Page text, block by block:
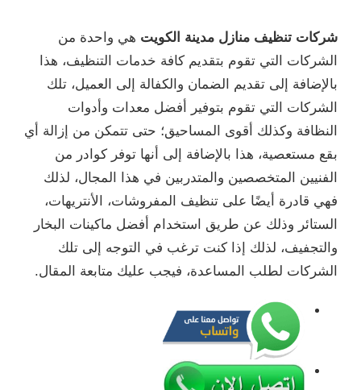
شركات تنظيف منازل مدينة الكويت هي واحدة من
الشركات التي تقوم بتقديم كافة خدمات التنظيف، هذا
بالإضافة إلى تقديم الضمان والكفالة إلى العميل، تلك
الشركات التي تقوم بتوفير أفضل معدات وأدوات
النظافة وكذلك أقوى المساحيق؛ حتى تتمكن من إزالة أي
بقع مستعصية، هذا بالإضافة إلى أنها توفر كوادر من
الفنيين المتخصصين والمتدربين في هذا المجال، لذلك
فهي قادرة أيضًا على تنظيف المفروشات، الأنتريهات،
الستائر وذلك عن طريق استخدام أفضل ماكينات البخار
والتجفيف، لذلك إذا كنت ترغب في التوجه إلى تلك
الشركات لطلب المساعدة، فيجب عليك متابعة المقال.